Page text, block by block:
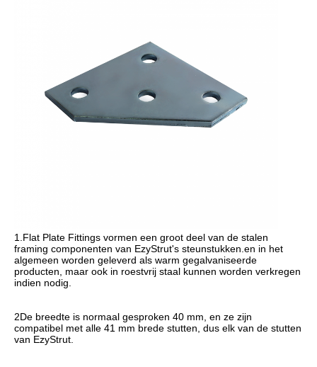
1. Flat Plate Fittings vormen een groot deel van de stalen
framing componenten van EzyStrut's steunstukken.en in het
algemeen worden geleverd als warm gegalvaniseerde
producten, maar ook in roestvrij staal kunnen worden verkregen
indien nodig.
2De breedte is normaal gesproken 40 mm, en ze zijn
compatibel met alle 41 mm brede stutten, dus elk van de stutten
van EzyStrut.